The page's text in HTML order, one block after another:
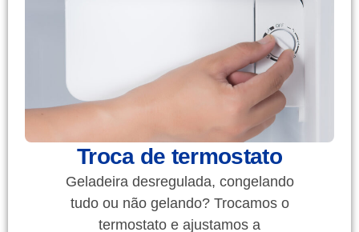
Troca de termostato
Geladeira desregulada, congelando
tudo ou não gelando? Trocamos o
termostato e ajustamos a